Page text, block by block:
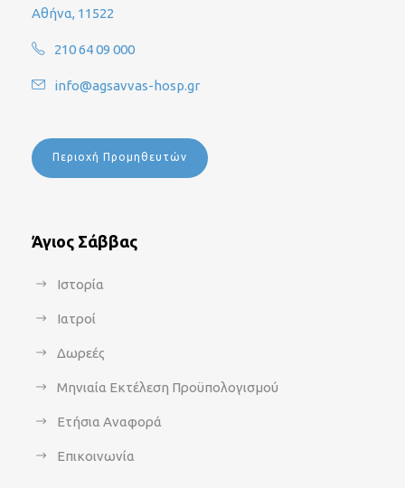
Αθήνα, 11522
210 64 09 000
info@agsavvas-hosp.gr
Περιοχή Προμηθευτών
Άγιος Σάββας
Ιστορία
Ιατροί
Δωρεές
Μηνιαία Εκτέλεση Προϋπολογισμού
Ετήσια Αναφορά
Επικοινωνία